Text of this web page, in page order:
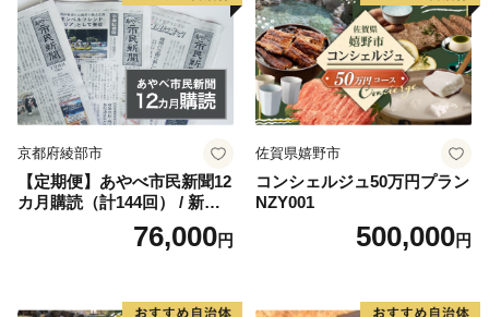
京都府綾部市
【定期便】あやべ市民新聞12
カ月購読（計144回） / 新聞
情報誌 定期購読 綾部市 / 株
式会社あやべ市民新聞社［B
76,000円
佐賀県嬉野市
コンシェルジュ50万円プラン
NZY001
500,000円